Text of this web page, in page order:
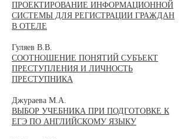
ПРОЕКТИРОВАНИЕ ИНФОРМАЦИОННОЙ
СИСТЕМЫ ДЛЯ РЕГИСТРАЦИИ ГРАЖДАН
В ОТЕЛЕ
Гуляев В.В.
СООТНОШЕНИЕ ПОНЯТИЙ СУБЪЕКТ
ПРЕСТУПЛЕНИЯ И ЛИЧНОСТЬ
ПРЕСТУПНИКА
Джураева М.А.
ВЫБОР УЧЕБНИКА ПРИ ПОДГОТОВКЕ К
ЕГЭ ПО АНГЛИЙСКОМУ ЯЗЫКУ